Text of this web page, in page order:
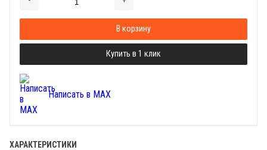
В корзину
Купить в 1 клик
Написать в MAX
ХАРАКТЕРИСТИКИ